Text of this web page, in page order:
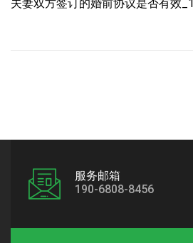
夫妻双方签订的婚前协议是否有效_1
服务邮箱
190-6808-8456